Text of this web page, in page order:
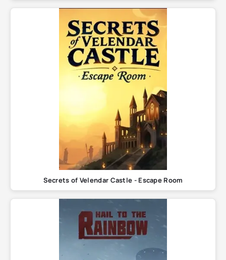
Secrets of Velendar Castle - Escape Room